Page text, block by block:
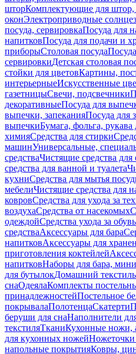
шторКомплектующие для штор,
оконЭлектроприводные
посуда, сервировкаПосуда для
напитковПосуда для подачи и
приборыСтоловая посуда
сервировкиДетская столовая
стойки для цветовКартины,
интерьерныеИскусственные
газетницыСвечи, подсвечники
декоративныеПосуда для
выпечки, запеканияПосуда для
выпечкиБумага, фольга,
химияСредства для стирки
машинУниверсальные,
средстваЧистящие средства для
средства для ванной и туалета
кухниСредства для мытья
мебелиЧистящие средства для
ковровСредства для ухода за
воздухаСредства от насекомых
одеждойСредства ухода за
средстваАксессуары для бара
напитковАксессуары для
приготовления коктейлей
напитковНаборы для бара,
для бутылокДомашний текстиль
снаОдеялаКомплекты
принадлежностейПостельное
покрывалаПолотенцаСкатерти
беруши для снаНаполнители
текстиляТканиКухонные ножи,
для кухонных ножей
напольные покрытияКовры,